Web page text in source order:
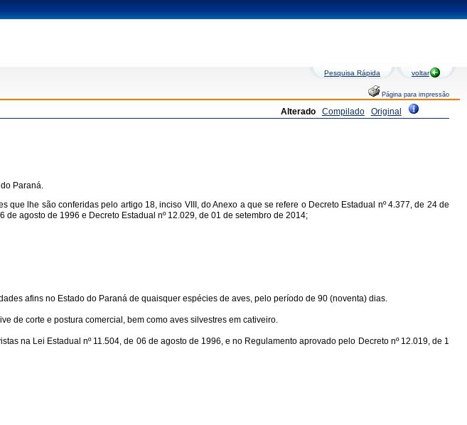
Pesquisa Rápida voltar
Página para impressão
Alterado Compilado Original
Paraná.
que lhe são conferidas pelo artigo 18, inciso VIII, do Anexo a que se refere o Decreto Estadual nº 4.377, de 24 de
agosto de 1996 e Decreto Estadual nº 12.029, de 01 de setembro de 2014;
afins no Estado do Paraná de quaisquer espécies de aves, pelo período de 90 (noventa) dias.
de corte e postura comercial, bem como aves silvestres em cativeiro.
na Lei Estadual nº 11.504, de 06 de agosto de 1996, e no Regulamento aprovado pelo Decreto nº 12.019, de 1